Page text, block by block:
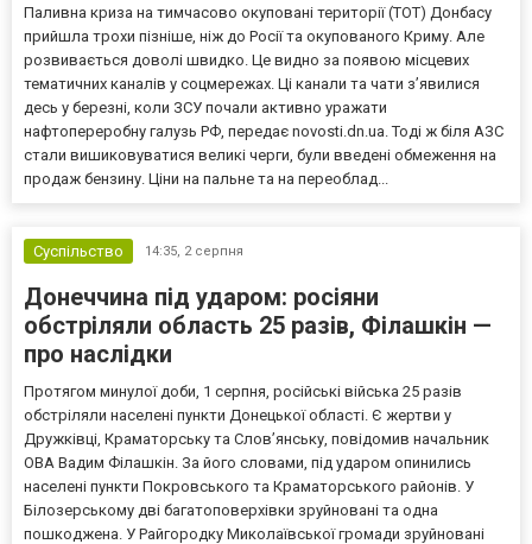
Паливна криза на тимчасово окуповані території (ТОТ) Донбасу
прийшла трохи пізніше, ніж до Росії та окупованого Криму. Але
розвивається доволі швидко. Це видно за появою місцевих
тематичних каналів у соцмережах. Ці канали та чати з’явилися
десь у березні, коли ЗСУ почали активно уражати
нафтопереробну галузь РФ, передає novosti.dn.ua. Тоді ж біля АЗС
стали вишиковуватися великі черги, були введені обмеження на
продаж бензину. Ціни на пальне та на переоблад...
Суспільство 14:35, 2 серпня
Донеччина під ударом: росіяни
обстріляли область 25 разів, Філашкін —
про наслідки
Протягом минулої доби, 1 серпня, російські війська 25 разів
обстріляли населені пункти Донецької області. Є жертви у
Дружківці, Краматорську та Слов’янську, повідомив начальник
ОВА Вадим Філашкін. За його словами, під ударом опинились
населені пункти Покровського та Краматорського районів. У
Білозерському дві багатоповерхівки зруйновані та одна
пошкоджена. У Райгородку Миколаївської громади зруйновані